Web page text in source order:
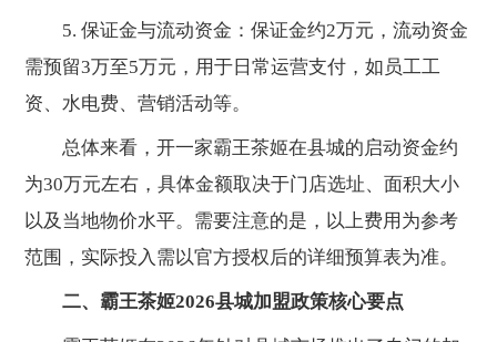
5. 保证金与流动资金：保证金约2万元，流动资金
需预留3万至5万元，用于日常运营支付，如员工工
资、水电费、营销活动等。
总体来看，开一家霸王茶姬在县城的启动资金约
为30万元左右，具体金额取决于门店选址、面积大小
以及当地物价水平。需要注意的是，以上费用为参考
范围，实际投入需以官方授权后的详细预算表为准。
二、霸王茶姬2026县城加盟政策核心要点